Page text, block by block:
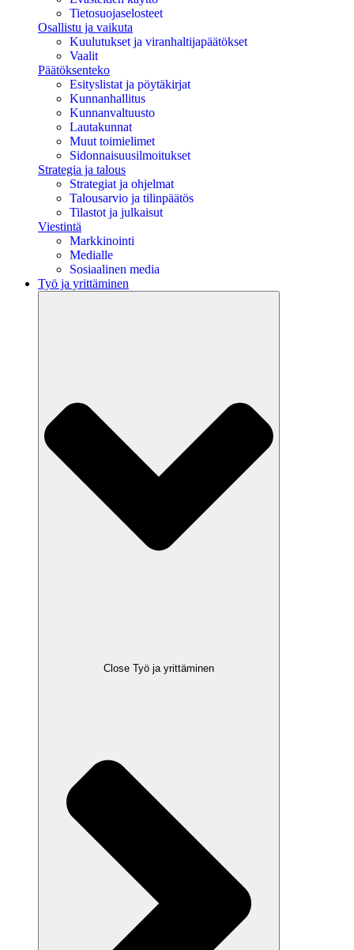
Tietosuojaselosteet
Osallistu ja vaikuta
Kuulutukset ja viranhaltijapäätökset
Vaalit
Päätöksenteko
Esityslistat ja pöytäkirjat
Kunnanhallitus
Kunnanvaltuusto
Lautakunnat
Muut toimielimet
Sidonnaisuusilmoitukset
Strategia ja talous
Strategiat ja ohjelmat
Talousarvio ja tilinpäätös
Tilastot ja julkaisut
Viestintä
Markkinointi
Medialle
Sosiaalinen media
Työ ja yrittäminen
Close Työ ja yrittäminen